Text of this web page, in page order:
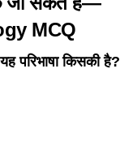
MCQ
परिभाषा किसकी है?